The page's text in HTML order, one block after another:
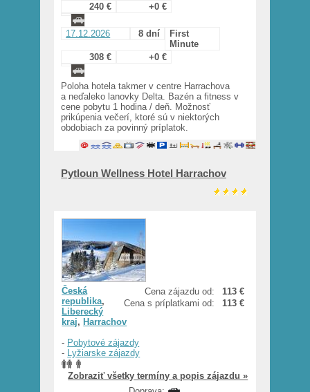
240 €
+0 €
17.12.2026 8 dní
First
Minute
308 €
+0 €
Poloha hotela takmer v centre Harrachova
a neďaleko lanovky Delta. Bazén a fitness v
cene pobytu 1 hodina / deň. Možnosť
prikúpenia večerí, ktoré sú v niektorých
obdobiach za povinný príplatok.
Pytloun Wellness Hotel Harrachov
Cena zájazdu od:
113 €
Cena s príplatkami od:
113 €
Česká
republika,
Liberecký
kraj, Harrachov
- Pobytové zájazdy
- Lyžiarske zájazdy
Zobraziť všetky termíny a popis zájazdu »